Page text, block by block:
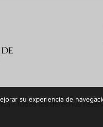
- Todos los derechos
su experiencia de